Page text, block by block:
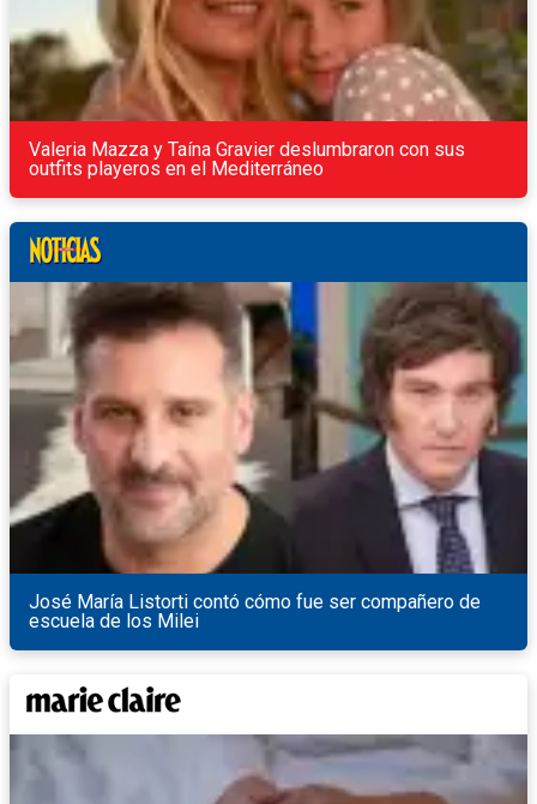
Valeria Mazza y Taína Gravier deslumbraron con sus
outfits playeros en el Mediterráneo
José María Listorti contó cómo fue ser compañero de
escuela de los Milei